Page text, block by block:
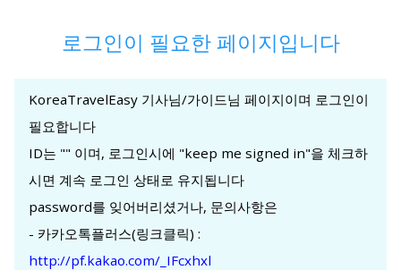
로그인이 필요한 페이지입니다
KoreaTravelEasy 기사님/가이드님 페이지이며 로그인이
필요합니다
ID는 "" 이며, 로그인시에 "keep me signed in"을 체크하
시면 계속 로그인 상태로 유지됩니다
password를 잊어버리셨거나, 문의사항은
- 카카오톡플러스(링크클릭) :
http://pf.kakao.com/_IFcxhxl